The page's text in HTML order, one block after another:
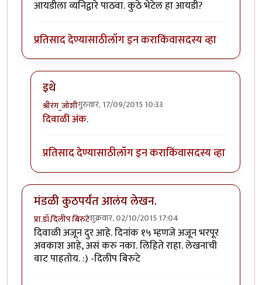
आयडीला व्यनिद्वारे पाठवा. कुठे भेटेल हा आयडी?
प्रतिसाद देण्यासाठीलॉग इन कराकिंवासदस्य व्हा
इथे
श्रीरंग_जोशीगुरुवार, 17/09/2015 10:33
In reply toइच्छुक...
दिवाळी अंक.
प्रतिसाद देण्यासाठीलॉग इन कराकिंवासदस्य व्हा
मंडळी कुठपर्यंत आलंय लेखन.
प्रा.डॉ.दिलीप बिरुटेशुक्रवार, 02/10/2015 17:04
दिवाळी अजून दुर आहे. दिनांक १५ म्हणजे अजून भरपूर
अवकाश आहे, असं करु नका. लिहिते राहा. लेखनाची
वाट पाहतोय. :) -दिलीप बिरुटे